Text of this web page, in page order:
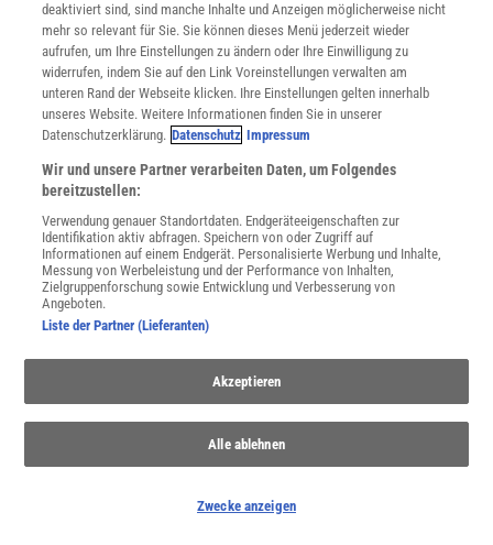
Ressource Wasser
Wasser ist nicht bloß zum Trinken da - auch Landwirtschaft,
Industrie und Bergbau sind darauf angewiesen. In vielen Regionen
ist der Verbrauch höher als die Reserven.
deaktiviert sind, sind manche Inhalte und Anzeigen möglicherweise nicht
mehr so relevant für Sie. Sie können dieses Menü jederzeit wieder
aufrufen, um Ihre Einstellungen zu ändern oder Ihre Einwilligung zu
widerrufen, indem Sie auf den Link Voreinstellungen verwalten am
unteren Rand der Webseite klicken. Ihre Einstellungen gelten innerhalb
unseres Website. Weitere Informationen finden Sie in unserer
Datenschutzerklärung. Datenschutz Impressum
Wir und unsere Partner verarbeiten Daten, um Folgendes
bereitzustellen:
Verwendung genauer Standortdaten. Endgeräteeigenschaften zur
Identifikation aktiv abfragen. Speichern von oder Zugriff auf
Informationen auf einem Endgerät. Personalisierte Werbung und Inhalte,
Messung von Werbeleistung und der Performance von Inhalten,
Zielgruppenforschung sowie Entwicklung und Verbesserung von
Angeboten.
Liste der Partner (Lieferanten)
Akzeptieren
Alle ablehnen
Zwecke anzeigen